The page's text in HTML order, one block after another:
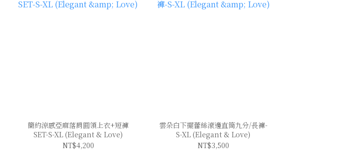
簡約涼感亞麻落肩圓領上衣+短褲
SET-S-XL (Elegant & Love)
NT$4,200
雲朵白下擺蕾絲滾邊直筒九分/長褲-
S-XL (Elegant & Love)
NT$3,500